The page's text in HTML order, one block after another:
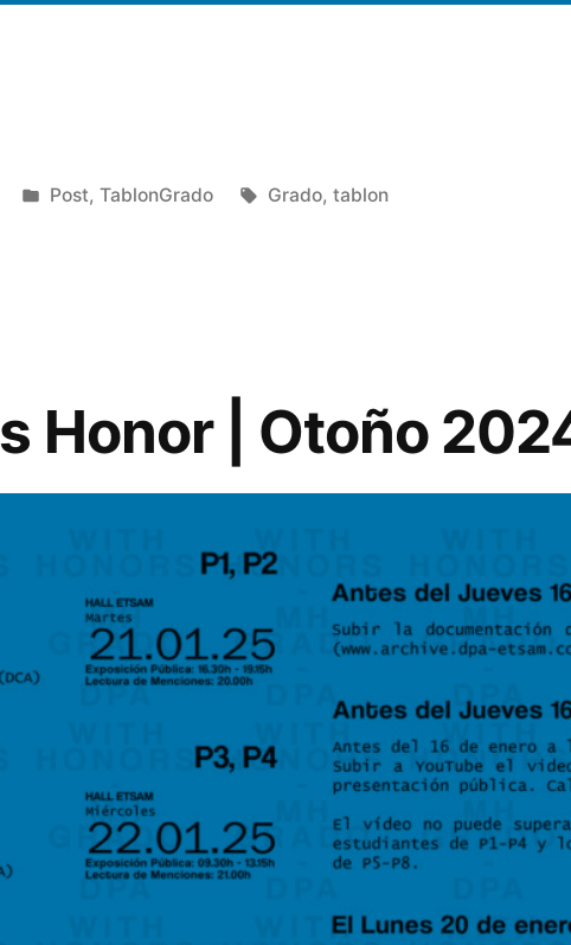
Publicado
Post, TablonGrado Etiquetas:
Grado, tablon
Honor | Otoño